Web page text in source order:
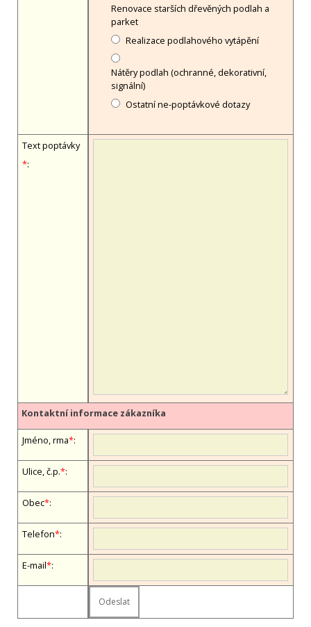
Renovace starších dřevěných podlah a
parket
Realizace podlahového vytápění
Nátěry podlah (ochranné, dekorativní,
signální)
Ostatní ne-poptávkové dotazy
Text poptávky
*:
Kontaktní informace zákazníka
Jméno, firma*:
Ulice, č.p.*:
Obec*:
Telefon*:
E-mail*: